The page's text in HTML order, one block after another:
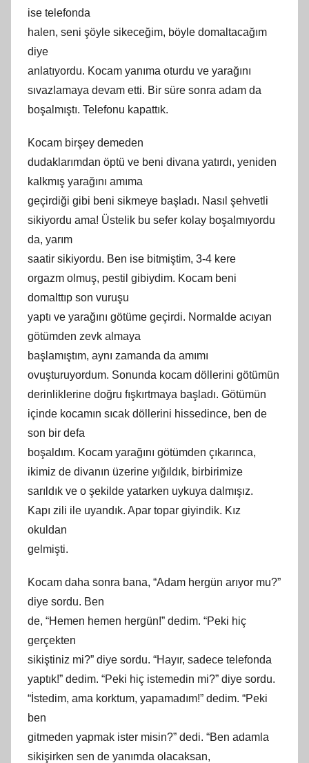
ise telefonda
halen, seni şöyle sikeceğim, böyle domaltacağım
diye
anlatıyordu. Kocam yanıma oturdu ve yarağını
sıvazlamaya devam etti. Bir süre sonra adam da
boşalmıştı. Telefonu kapattık.
Kocam birşey demeden
dudaklarımdan öptü ve beni divana yatırdı, yeniden
kalkmış yarağını amıma
geçirdiği gibi beni sikmeye başladı. Nasıl şehvetli
sikiyordu ama! Üstelik bu sefer kolay boşalmıyordu
da, yarım
saatir sikiyordu. Ben ise bitmiştim, 3-4 kere
orgazm olmuş, pestil gibiydim. Kocam beni
domalttıp son vuruşu
yaptı ve yarağını götüme geçirdi. Normalde acıyan
götümden zevk almaya
başlamıştım, aynı zamanda da amımı
ovuşturuyordum. Sonunda kocam döllerini götümün
derinliklerine doğru fışkırtmaya başladı. Götümün
içinde kocamın sıcak döllerini hissedince, ben de
son bir defa
boşaldım. Kocam yarağını götümden çıkarınca,
ikimiz de divanın üzerine yığıldık, birbirimize
sarıldık ve o şekilde yatarken uykuya dalmışız.
Kapı zili ile uyandık. Apar topar giyindik. Kız
okuldan
gelmişti.
Kocam daha sonra bana, “Adam hergün arıyor mu?”
diye sordu. Ben
de, “Hemen hemen hergün!” dedim. “Peki hiç
gerçekten
sikiştiniz mi?” diye sordu. “Hayır, sadece telefonda
yaptık!” dedim. “Peki hiç istemedin mi?” diye sordu.
“İstedim, ama korktum, yapamadım!” dedim. “Peki
ben
gitmeden yapmak ister misin?” dedi. “Ben adamla
sikişirken sen de yanımda olacaksan,